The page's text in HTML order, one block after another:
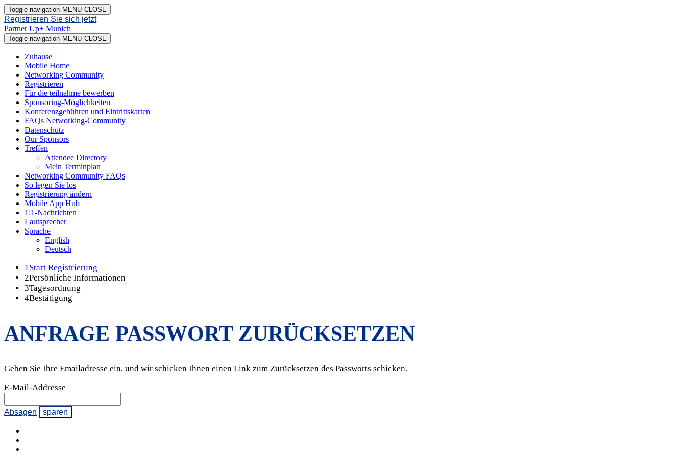
Toggle navigation MENU CLOSE
Registrieren Sie sich jetzt
Partner Up+ Munich
Toggle navigation MENU CLOSE
Zuhause
Mobile Home
Networking Community
Registrieren
Für die teilnahme bewerben
Sponsoring-Möglichkeiten
Konferenzgebühren und Eintrittskarten
FAQs Networking-Community
Datenschutz
Our Sponsors
Treffen
Attendee Directory
Mein Terminplan
Networking Community FAQs
So legen Sie los
Registrierung ändern
Mobile App Hub
1:1-Nachrichten
Lautsprecher
Sprache
English
Deutsch
1Start Registrierung
2Persönliche Informationen
3Tagesordnung
4Bestätigung
ANFRAGE PASSWORT ZURÜCKSETZEN
Geben Sie Ihre Emailadresse ein, und wir schicken Ihnen einen Link zum Zurücksetzen des Passworts schicken.
E-Mail-Addresse
Absagen sparen